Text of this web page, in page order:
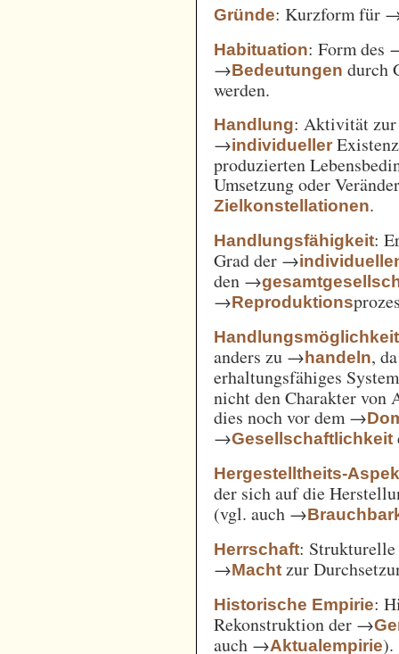
Gründe: Kurzform für
Habituation: Form des
→Bedeutungen durch
werden.
Handlung: Aktivität zur
→individueller
produzierten
Umsetzung oder
Zielkonstellationen.
Handlungsfähigkeit:
Grad der →
den →
→Reproduktions
Handlungsmöglichkeit
anders zu →handeln,
erhaltungsfähiges
nicht den Charakter von
dies noch vor dem →
→Gesellschaftlichkeit
Hergestelltheits-
der sich auf die
(vgl. auch →
Herrschaft: Strukturelle
→Macht zur
Historische Empirie:
Rekonstruktion der →
auch →Aktualempirie).